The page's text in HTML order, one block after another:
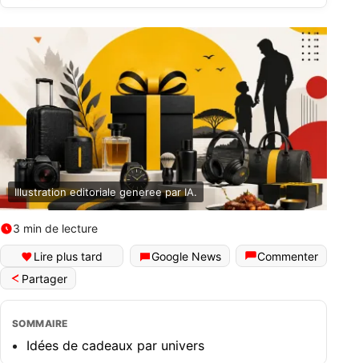
Illustration editoriale generee par IA.
3 min de lecture
Lire plus tard Google News
Commenter
Partager
SOMMAIRE
Idées de cadeaux par univers